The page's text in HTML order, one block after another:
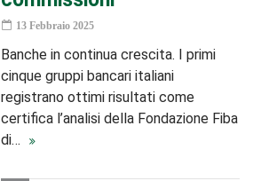
13 Febbraio 2025
Banche in continua crescita. I primi
cinque gruppi bancari italiani
registrano ottimi risultati come
certifica l’analisi della Fondazione Fiba
di…